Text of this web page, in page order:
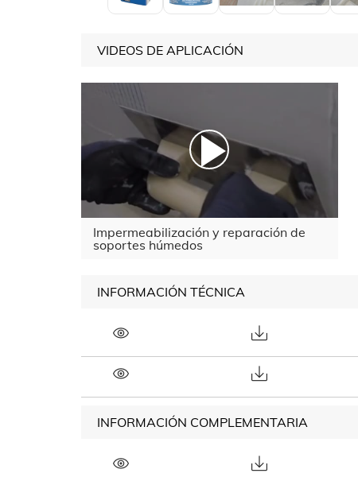
VIDEOS DE APLICACIÓN
Impermeabilización y reparación de
soportes húmedos
INFORMACIÓN TÉCNICA
INFORMACIÓN COMPLEMENTARIA